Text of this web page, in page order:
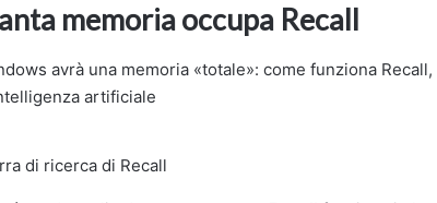
memoria occupa Recall
di ricerca di Recall